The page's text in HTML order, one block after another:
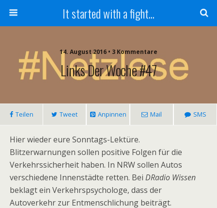
It started with a fight...
14. August 2016 • 3 Kommentare
Links Der Woche #47
Teilen Tweet Anpinnen Mail SMS
Hier wieder eure Sonntags-Lektüre.
Blitzerwarnungen sollen positive Folgen für die
Verkehrssicherheit haben. In NRW sollen Autos
verschiedene Innenstädte retten. Bei DRadio Wissen
beklagt ein Verkehrspsychologe, dass der
Autoverkehr zur Entmenschlichung beiträgt.